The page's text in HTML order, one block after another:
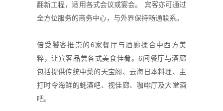
翻新工程，适用各式会议或宴会。 宾客亦可通过
全方位服务的商务中心，与外界保持畅通联系。
倍受饕客推崇的6家餐厅与酒廊揉合中西方美
粹，让宾客品尝各式美食佳肴。6间餐厅与酒廊
包括提供传统中菜的天宝阁、云海日本料理、主
打时令海鲜的蚝酒吧、视佳廊、咖啡厅及大堂酒
吧。